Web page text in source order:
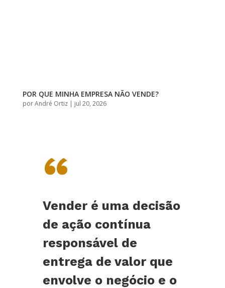
POR QUE MINHA EMPRESA NÃO VENDE?
porAndré Ortiz| jul 20, 2026
“
Vender é uma decisão
de ação contínua
responsável de
entrega de valor que
envolve o negócio e o